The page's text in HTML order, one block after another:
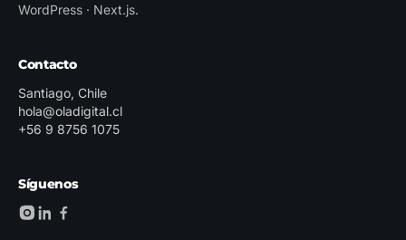
WordPress · Next.js.
Contacto
Santiago, Chile
hola@oladigital.cl
+56 9 8756 1075
Síguenos